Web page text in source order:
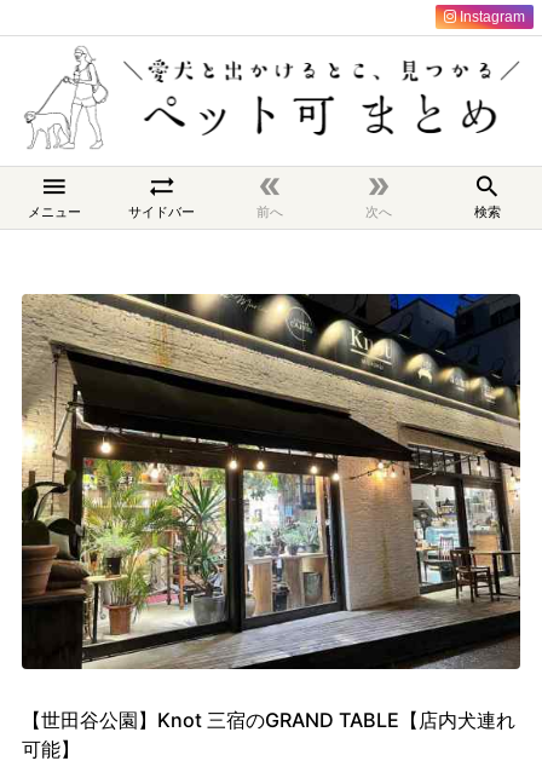

メニュー

サイドバー

前へ

次へ

検索
Instagram
【世田谷公園】Knot 三宿のGRAND TABLE【店内犬連れ
可能】